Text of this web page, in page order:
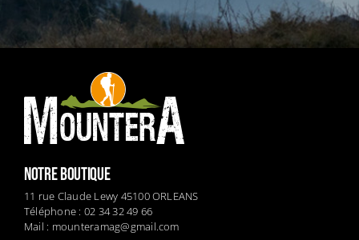
NOTRE BOUTIQUE
11 rue Claude Lewy 45100 ORLEANS
Téléphone : 02 34 32 49 66
Mail : mounteramag@gmail.com